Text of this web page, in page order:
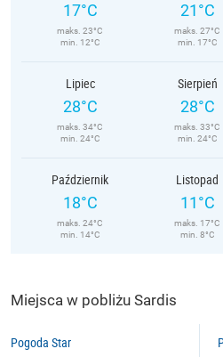
17°C
maks. 23°C
min. 12°C
21°C
maks. 27°C
min. 17°C
Lipiec
28°C
maks. 34°C
min. 24°C
Sierpień
28°C
maks. 33°C
min. 24°C
Październik
18°C
maks. 24°C
min. 14°C
Listopad
11°C
maks. 17°C
min. 8°C
Miejsca w pobliżu Sardis
Pogoda Star